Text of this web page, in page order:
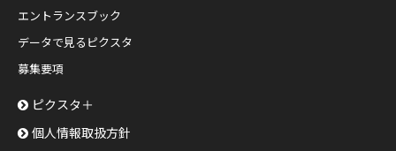
エントランスブック
データで見るピクスタ
募集要項
ピクスタ＋
個人情報取扱方針